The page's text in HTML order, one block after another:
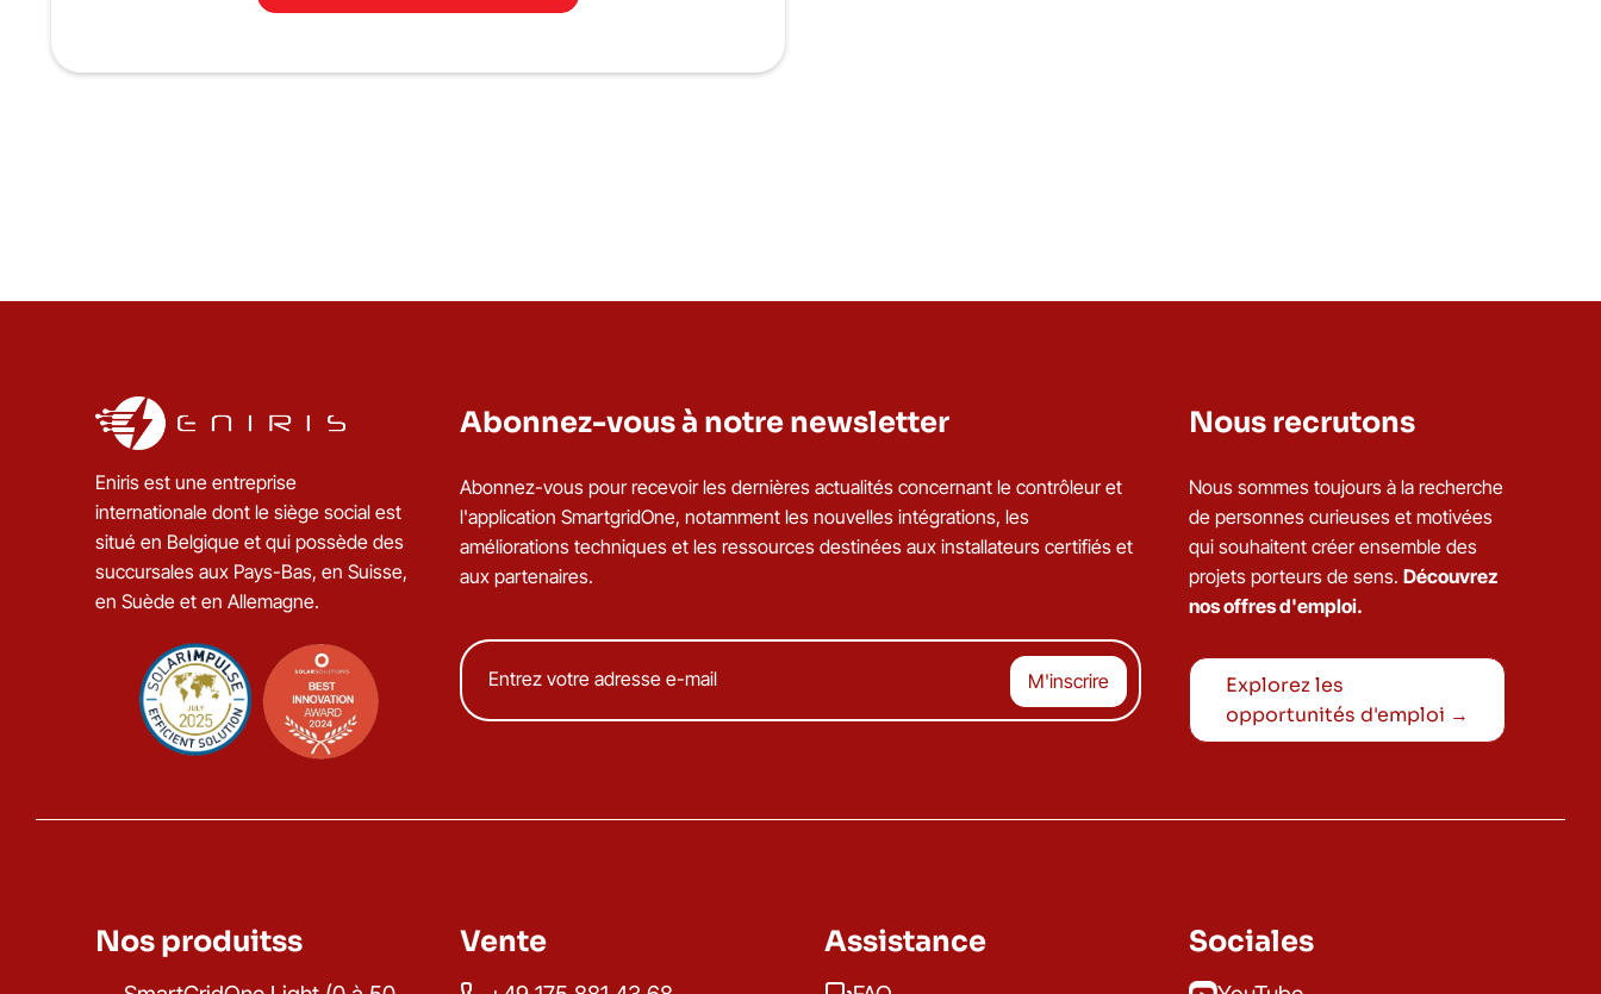
Eniris est une entreprise
internationale dont le siège social est
situé en Belgique et qui possède des
succursales aux Pays-Bas, en Suisse,
en Suède et en Allemagne.
Abonnez-vous à notre newsletter
Abonnez-vous pour recevoir les dernières actualités concernant le contrôleur et
l'application SmartgridOne, notamment les nouvelles intégrations, les
améliorations techniques et les ressources destinées aux installateurs certifiés et
aux partenaires.
Nous recrutons
Nous sommes toujours à la recherche
de personnes curieuses et motivées
qui souhaitent créer ensemble des
projets porteurs de sens. Découvrez
nos offres d'emploi.
Explorez les
opportunités d'emploi →
Nos produitss Vente Assistance Sociales